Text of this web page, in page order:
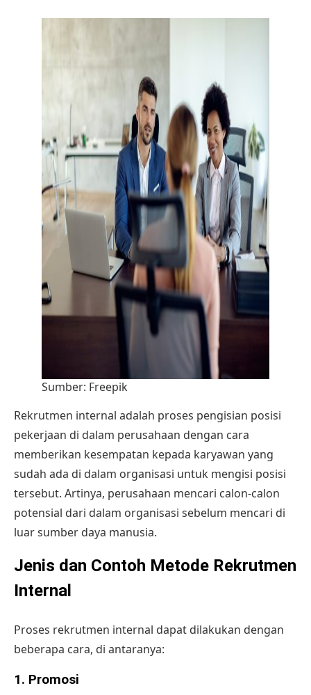
Sumber: Freepik
Rekrutmen internal adalah proses pengisian posisi
pekerjaan di dalam perusahaan dengan cara
memberikan kesempatan kepada karyawan yang
sudah ada di dalam organisasi untuk mengisi posisi
tersebut. Artinya, perusahaan mencari calon-calon
potensial dari dalam organisasi sebelum mencari di
luar sumber daya manusia.
Jenis dan Contoh Metode Rekrutmen
Internal
Proses rekrutmen internal dapat dilakukan dengan
beberapa cara, di antaranya:
1. Promosi